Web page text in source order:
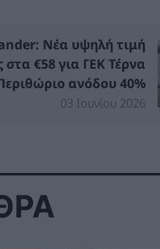
Νέα υψηλή τιμή
στα €58 για ΓΕΚ Τέρνα
ανόδου 40%
03 Ιουνίου 2026